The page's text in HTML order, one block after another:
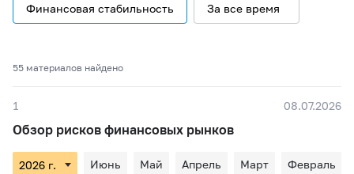
Финансовая стабильность За все время
55 материалов найдено
1 08.07.2026
Обзор рисков финансовых рынков
Июнь Май Апрель Март
Февраль